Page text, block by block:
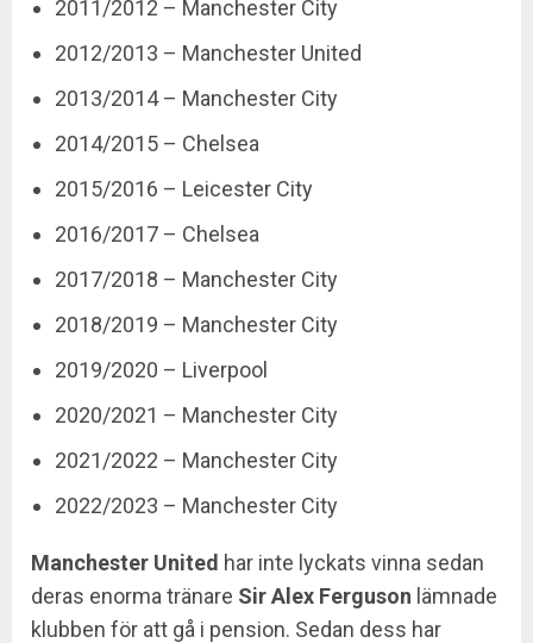
2011/2012 – Manchester City
2012/2013 – Manchester United
2013/2014 – Manchester City
2014/2015 – Chelsea
2015/2016 – Leicester City
2016/2017 – Chelsea
2017/2018 – Manchester City
2018/2019 – Manchester City
2019/2020 – Liverpool
2020/2021 – Manchester City
2021/2022 – Manchester City
2022/2023 – Manchester City
Manchester United har inte lyckats vinna sedan
deras enorma tränare Sir Alex Ferguson lämnade
klubben för att gå i pension. Sedan dess har